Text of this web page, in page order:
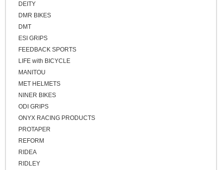
ゴールド
シルバー
その他
ベージュ
ブロンズ
シクロクロスバイク
DEITY
DMR BIKES
DMT
ESI GRIPS
FEEDBACK SPORTS
LIFE with BICYCLE
MANITOU
MET HELMETS
NINER BIKES
ODI GRIPS
ONYX RACING PRODUCTS
PROTAPER
REFORM
RIDEA
RIDLEY